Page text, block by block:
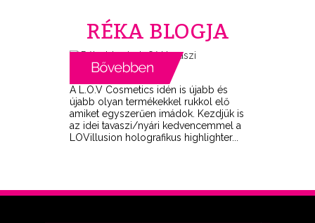
RÉKA BLOGJA
A L.O.V Cosmetics idén is újabb és
újabb olyan termékekkel rukkol elő
amiket egyszerűen imádok. Kezdjük is
az idei tavaszi/nyári kedvencemmel a
LOVillusion holografikus highlighter...